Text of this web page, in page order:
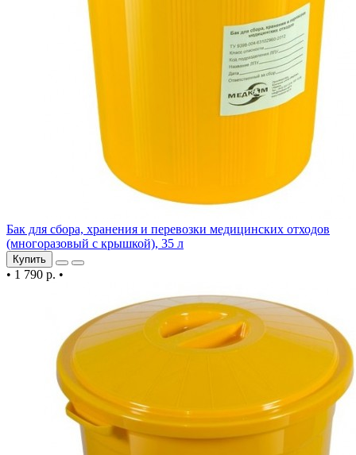
Бак для сбора, хранения и перевозки медицинских отходов
(многоразовый с крышкой), 35 л
Купить
• 1 790 р. •